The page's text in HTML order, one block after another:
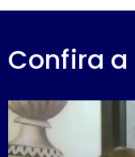
Confira a